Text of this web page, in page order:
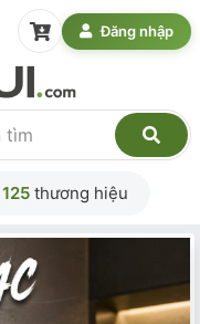
Đăng nhập
125 thương hiệu